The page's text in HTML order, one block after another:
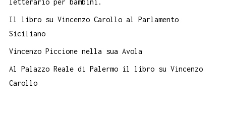
Il libro su Vincenzo Carollo al Parlamento
Siciliano
Vincenzo Piccione nella sua Avola
Al Palazzo Reale di Palermo il libro su Vincenzo
Carollo